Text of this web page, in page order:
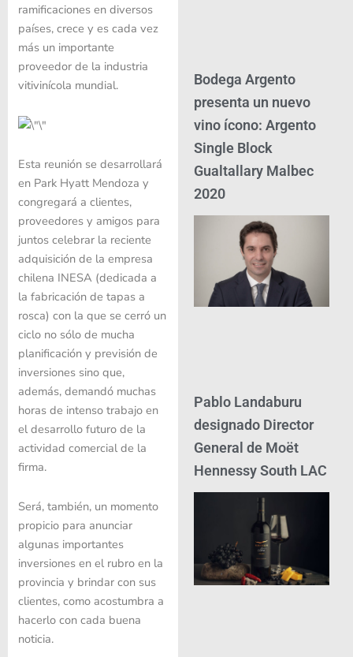
ramificaciones en diversos
países, crece y es cada vez
más un importante
proveedor de la industria
vitivinícola mundial.
Esta reunión se desarrollará
en Park Hyatt Mendoza y
congregará a clientes,
proveedores y amigos para
juntos celebrar la reciente
adquisición de la empresa
chilena INESA (dedicada a
la fabricación de tapas a
rosca) con la que se cerró un
ciclo no sólo de mucha
planificación y previsión de
inversiones sino que,
además, demandó muchas
horas de intenso trabajo en
el desarrollo futuro de la
actividad comercial de la
firma.
Será, también, un momento
propicio para anunciar
algunas importantes
inversiones en el rubro en la
provincia y brindar con sus
clientes, como acostumbra a
hacerlo con cada buena
noticia.
Bodega Argento
presenta un nuevo
vino ícono: Argento
Single Block
Gualtallary Malbec
2020
Pablo Landaburu
designado Director
General de Moët
Hennessy South LAC